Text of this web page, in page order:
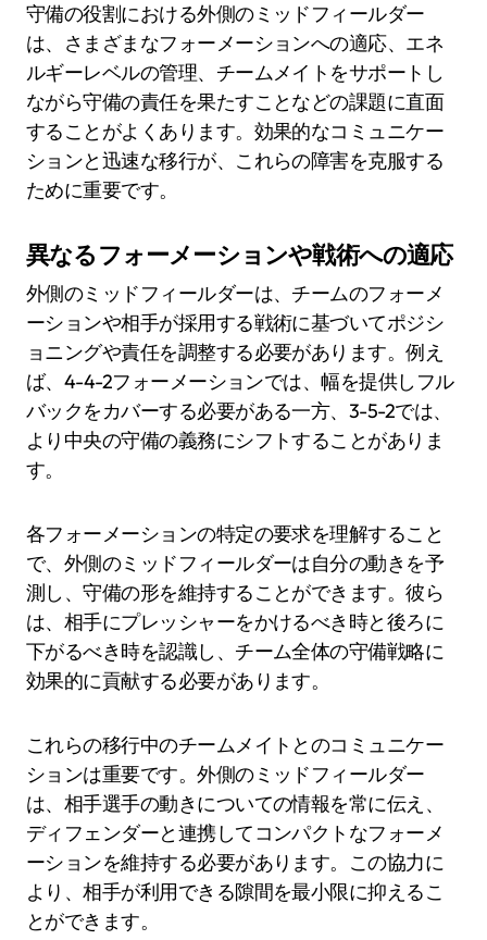
守備の役割における外側のミッドフィールダー
は、さまざまなフォーメーションへの適応、エネ
ルギーレベルの管理、チームメイトをサポートし
ながら守備の責任を果たすことなどの課題に直面
することがよくあります。効果的なコミュニケー
ションと迅速な移行が、これらの障害を克服する
ために重要です。
異なるフォーメーションや戦術への適応
外側のミッドフィールダーは、チームのフォーメ
ーションや相手が採用する戦術に基づいてポジシ
ョニングや責任を調整する必要があります。例え
ば、4-4-2フォーメーションでは、幅を提供しフル
バックをカバーする必要がある一方、3-5-2では、
より中央の守備の義務にシフトすることがありま
す。
各フォーメーションの特定の要求を理解すること
で、外側のミッドフィールダーは自分の動きを予
測し、守備の形を維持することができます。彼ら
は、相手にプレッシャーをかけるべき時と後ろに
下がるべき時を認識し、チーム全体の守備戦略に
効果的に貢献する必要があります。
これらの移行中のチームメイトとのコミュニケー
ションは重要です。外側のミッドフィールダー
は、相手選手の動きについての情報を常に伝え、
ディフェンダーと連携してコンパクトなフォーメ
ーションを維持する必要があります。この協力に
より、相手が利用できる隙間を最小限に抑えるこ
とができます。